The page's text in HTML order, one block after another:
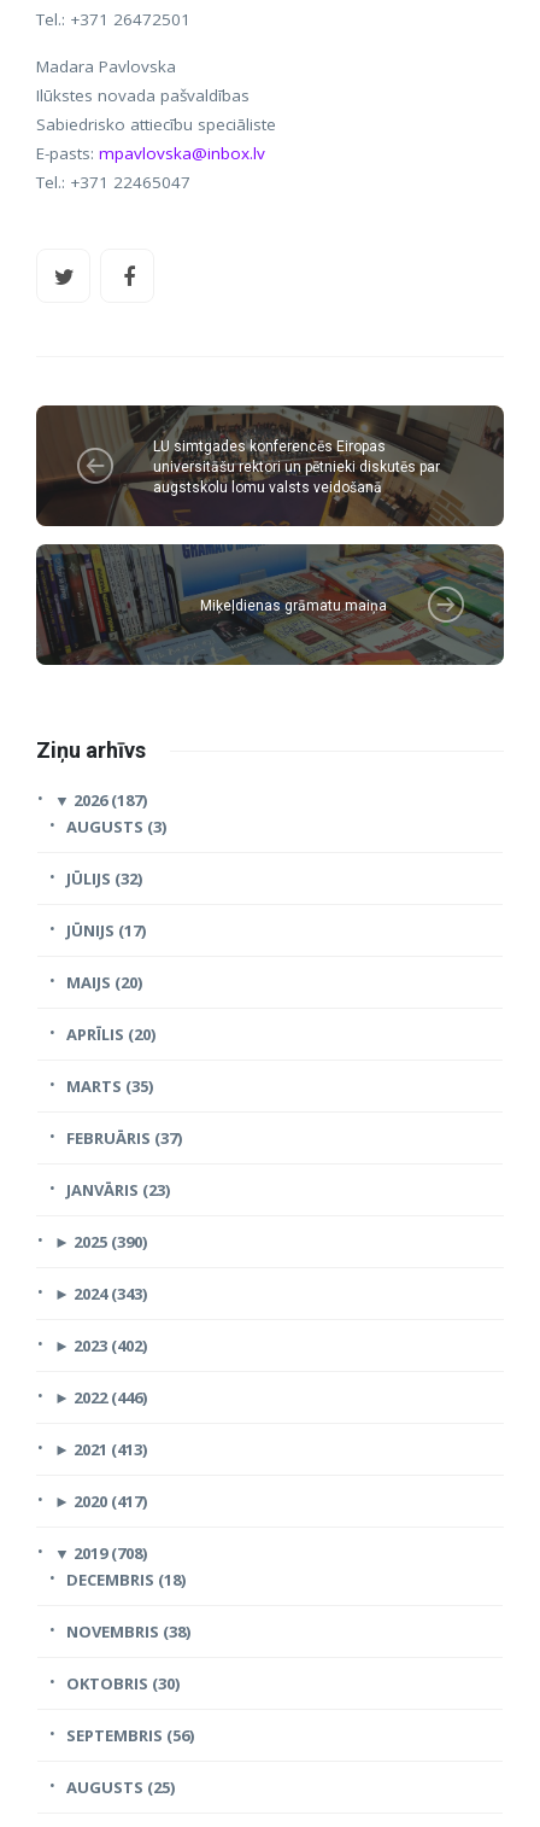
Tel.: +371 26472501
Madara Pavlovska
Ilūkstes novada pašvaldības
Sabiedrisko attiecību speciāliste
E-pasts: mpavlovska@inbox.lv
Tel.: +371 22465047
LU simtgades konferencēs Eiropas
universitāšu rektori un pētnieki diskutēs par
augstskolu lomu valsts veidošanā
Miķeļdienas grāmatu maiņa
Ziņu arhīvs
▼ 2026 (187)
AUGUSTS (3)
JŪLIJS (32)
JŪNIJS (17)
MAIJS (20)
APRĪLIS (20)
MARTS (35)
FEBRUĀRIS (37)
JANVĀRIS (23)
► 2025 (390)
► 2024 (343)
► 2023 (402)
► 2022 (446)
► 2021 (413)
► 2020 (417)
▼ 2019 (708)
DECEMBRIS (18)
NOVEMBRIS (38)
OKTOBRIS (30)
SEPTEMBRIS (56)
AUGUSTS (25)